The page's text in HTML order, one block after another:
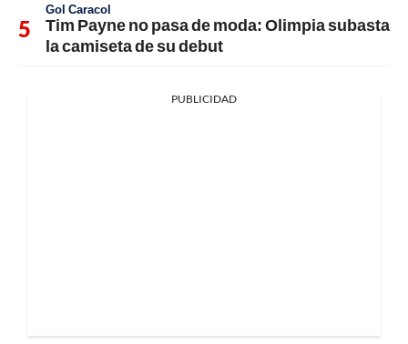
Gol Caracol
Tim Payne no pasa de moda: Olimpia subasta
la camiseta de su debut
PUBLICIDAD